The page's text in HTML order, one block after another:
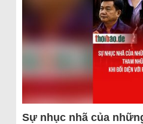
Sự nhục nhã của